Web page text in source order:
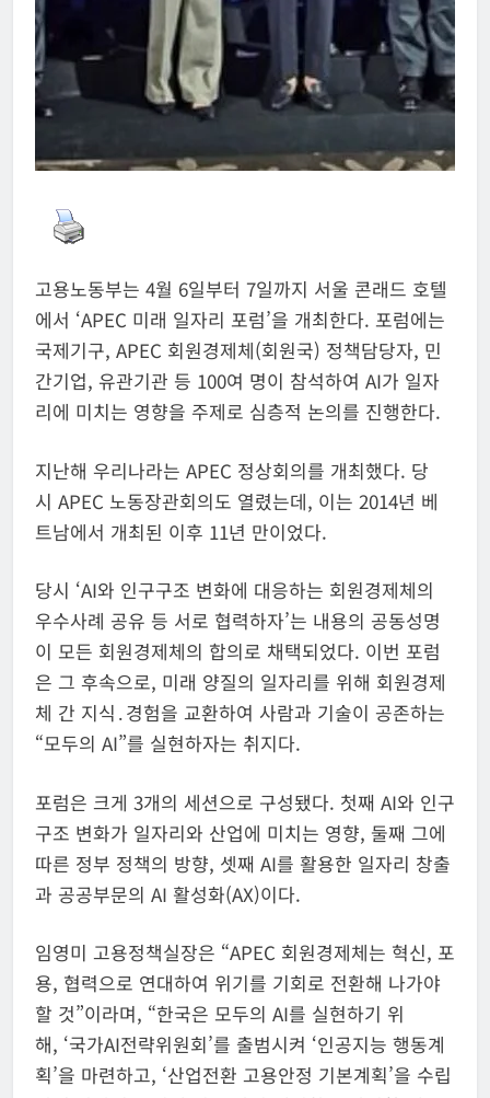
고용노동부는 4월 6일부터 7일까지 서울 콘래드 호텔
에서 ‘APEC 미래 일자리 포럼’을 개최한다. 포럼에는
국제기구, APEC 회원경제체(회원국) 정책담당자, 민
간기업, 유관기관 등 100여 명이 참석하여 AI가 일자
리에 미치는 영향을 주제로 심층적 논의를 진행한다.
지난해 우리나라는 APEC 정상회의를 개최했다. 당
시 APEC 노동장관회의도 열렸는데, 이는 2014년 베
트남에서 개최된 이후 11년 만이었다.
당시 ‘AI와 인구구조 변화에 대응하는 회원경제체의
우수사례 공유 등 서로 협력하자’는 내용의 공동성명
이 모든 회원경제체의 합의로 채택되었다. 이번 포럼
은 그 후속으로, 미래 양질의 일자리를 위해 회원경제
체 간 지식․경험을 교환하여 사람과 기술이 공존하는
“모두의 AI”를 실현하자는 취지다.
포럼은 크게 3개의 세션으로 구성됐다. 첫째 AI와 인구
구조 변화가 일자리와 산업에 미치는 영향, 둘째 그에
따른 정부 정책의 방향, 셋째 AI를 활용한 일자리 창출
과 공공부문의 AI 활성화(AX)이다.
임영미 고용정책실장은 “APEC 회원경제체는 혁신, 포
용, 협력으로 연대하여 위기를 기회로 전환해 나가야
할 것”이라며, “한국은 모두의 AI를 실현하기 위
해, ‘국가AI전략위원회’를 출범시켜 ‘인공지능 행동계
획’을 마련하고, ‘산업전환 고용안정 기본계획’을 수립